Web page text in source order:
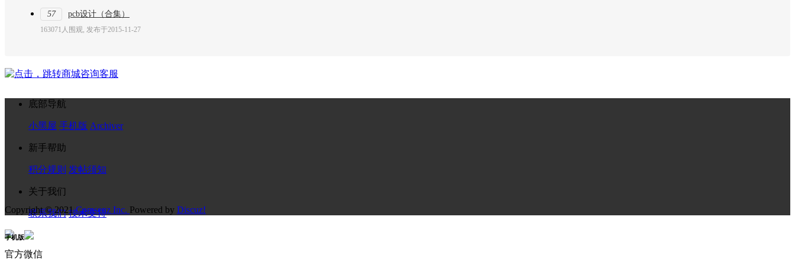
57 pcb设计（合集）
163071人围观, 发布于2015-11-27
底部导航
小黑屋 手机版 Archiver
新手帮助
积分规则 发帖须知
关于我们
联系我们 技术支持
官方微信
Copyright © 2021Comsenz Inc. Powered by Discuz!
手机版